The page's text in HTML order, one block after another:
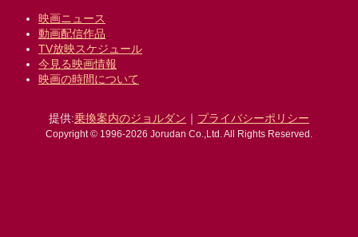
映画ニュース
動画配信作品
TV放映スケジュール
今見る映画情報
映画の時間について
提供:乗換案内のジョルダン ｜ プライバシーポリシー
Copyright © 1996-2026 Jorudan Co.,Ltd. All Rights Reserved.